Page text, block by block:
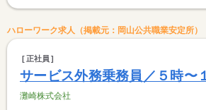
ハローワーク求人（掲載元：岡山公共職業安定所）
正社員
サービス外務乗務員／５時〜
灘崎株式会社